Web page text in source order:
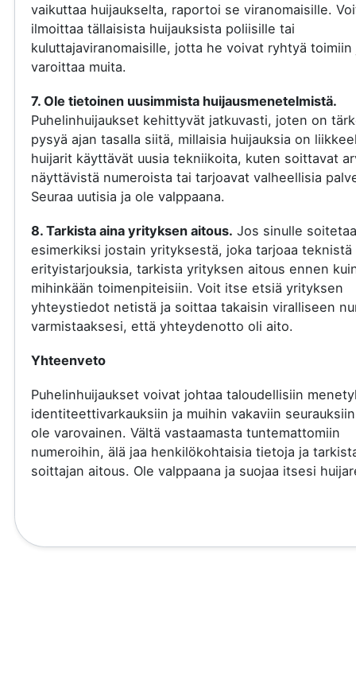
vaikuttaa huijaukselta, raportoi se viranomaisille.
ilmoittaa tällaisista huijauksista poliisille tai
kuluttajaviranomaisille, jotta he voivat ryhtyä toimiin
varoittaa muita.
7. Ole tietoinen uusimmista huijausmenetelmistä.
Puhelinhuijaukset kehittyvät jatkuvasti, joten on
pysyä ajan tasalla siitä, millaisia huijauksia on
huijarit käyttävät uusia tekniikoita, kuten soittavat
näyttävistä numeroista tai tarjoavat valheellisia
Seuraa uutisia ja ole valppaana.
8. Tarkista aina yrityksen aitous. Jos sinulle
esimerkiksi jostain yrityksestä, joka tarjoaa teknistä
erityistarjouksia, tarkista yrityksen aitous ennen
mihinkään toimenpiteisiin. Voit itse etsiä yrityksen
yhteystiedot netistä ja soittaa takaisin viralliseen
varmistaaksesi, että yhteydenotto oli aito.
Yhteenveto
Puhelinhuijaukset voivat johtaa taloudellisiin
identiteettivarkauksiin ja muihin vakaviin
ole varovainen. Vältä vastaamasta tuntemattomiin
numeroihin, älä jaa henkilökohtaisia tietoja ja
soittajan aitous. Ole valppaana ja suojaa itsesi